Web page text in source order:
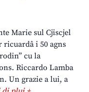
Marie sul Cjiscjel
ricuardâ i 50 agns
cu la
Riccardo Lamba
Un grazie a lui, a